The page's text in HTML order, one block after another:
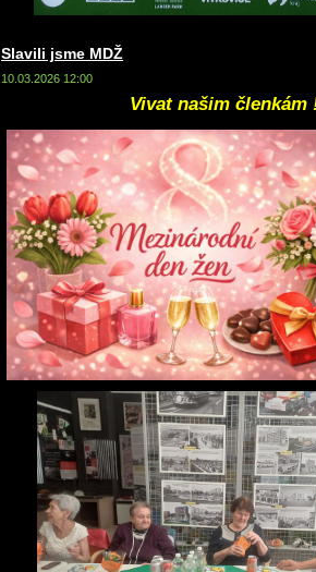
Slavili jsme MDŽ
10.03.2026 12:00
Vivat našim členkám